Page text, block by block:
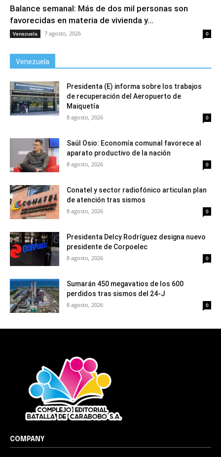
Balance semanal: Más de dos mil personas son
favorecidas en materia de vivienda y...
Venezuela 7 agosto, 2026 0
Venezuela
Presidenta (E) informa sobre los trabajos
de recuperación del Aeropuerto de
Maiquetía
8 agosto, 2026 0
Saúl Osio: Economía comunal favorece al
aparato productivo de la nación
8 agosto, 2026 0
Conatel y sector radiofónico articulan plan
de atención tras sismos
8 agosto, 2026 0
Presidenta Delcy Rodríguez designa nuevo
presidente de Corpoelec
8 agosto, 2026 0
Sumarán 450 megavatios de los 600
perdidos tras sismos del 24-J
8 agosto, 2026 0
COMPANY